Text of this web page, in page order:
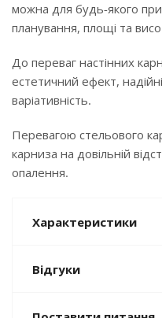
можна для будь-якого
планування, площі та
До переваг настінних
естетичний ефект,
варіативність.
Перевагою стельового
карниза на довільній
опалення.
Характеристики
Відгуки